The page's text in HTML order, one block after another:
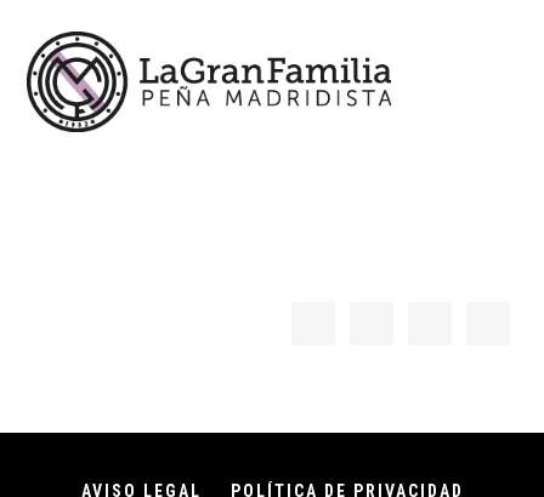
AVISO LEGAL POLÍTICA DE PRIVACIDAD